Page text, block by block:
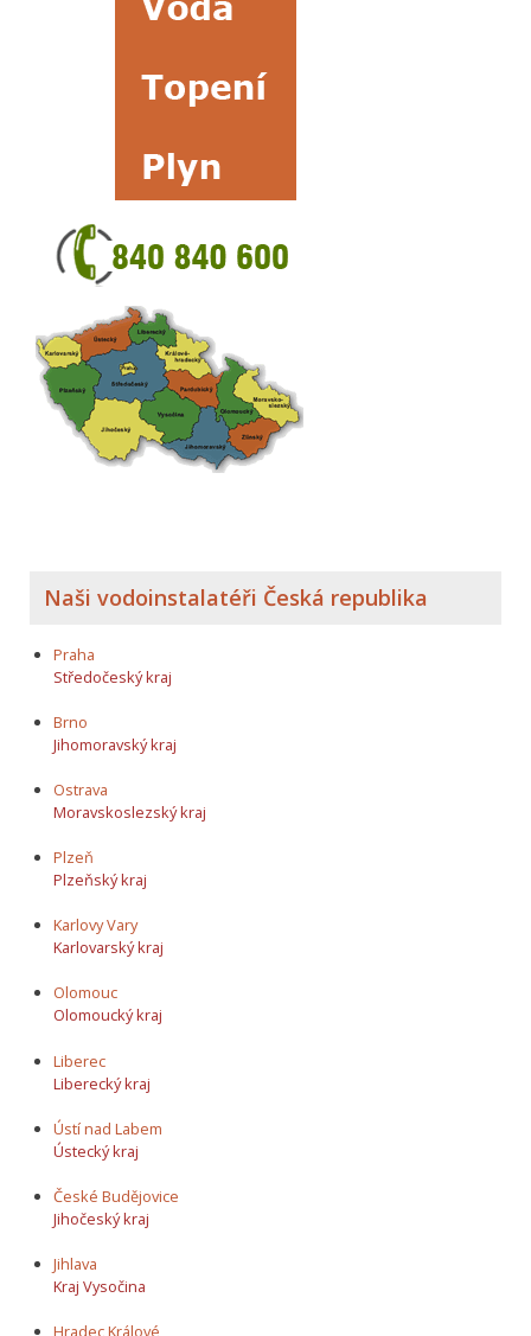
Naši vodoinstalatéři Česká republika
Praha
Středočeský kraj
Brno
Jihomoravský kraj
Ostrava
Moravskoslezský kraj
Plzeň
Plzeňský kraj
Karlovy Vary
Karlovarský kraj
Olomouc
Olomoucký kraj
Liberec
Liberecký kraj
Ústí nad Labem
Ústecký kraj
České Budějovice
Jihočeský kraj
Jihlava
Kraj Vysočina
Hradec Králové